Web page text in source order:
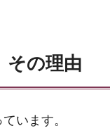
その理由
います。